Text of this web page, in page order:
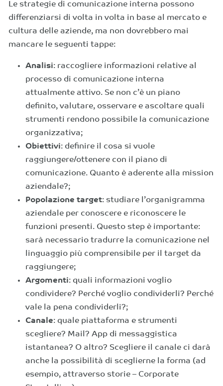
Le strategie di comunicazione interna possono
differenziarsi di volta in volta in base al mercato e
cultura delle aziende, ma non dovrebbero mai
mancare le seguenti tappe:
Analisi: raccogliere informazioni relative al
processo di comunicazione interna
attualmente attivo. Se non c’è un piano
definito, valutare, osservare e ascoltare quali
strumenti rendono possibile la comunicazione
organizzativa;
Obiettivi: definire il cosa si vuole
raggiungere/ottenere con il piano di
comunicazione. Quanto è aderente alla mission
aziendale?;
Popolazione target: studiare l’organigramma
aziendale per conoscere e riconoscere le
funzioni presenti. Questo step è importante:
sarà necessario tradurre la comunicazione nel
linguaggio più comprensibile per il target da
raggiungere;
Argomenti: quali informazioni voglio
condividere? Perché voglio condividerli? Perché
vale la pena condividerli?;
Canale: quale piattaforma e strumenti
scegliere? Mail? App di messaggistica
istantanea? O altro? Scegliere il canale ci darà
anche la possibilità di sceglierne la forma (ad
esempio, attraverso storie – Corporate